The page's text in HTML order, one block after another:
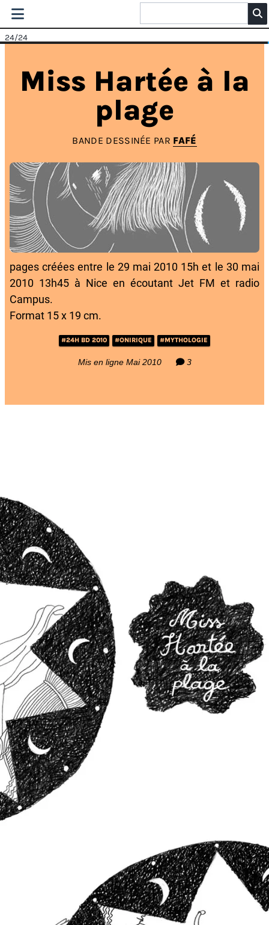
24/24
Miss Hartée à la
plage
BANDE DESSINÉE PAR FAFÉ
pages créées entre le 29 mai 2010 15h et le 30 mai
2010 13h45 à Nice en écoutant Jet FM et radio
Campus.
Format 15 x 19 cm.
#24H BD 2010 #ONIRIQUE #MYTHOLOGIE
Mis en ligne Mai 2010 3